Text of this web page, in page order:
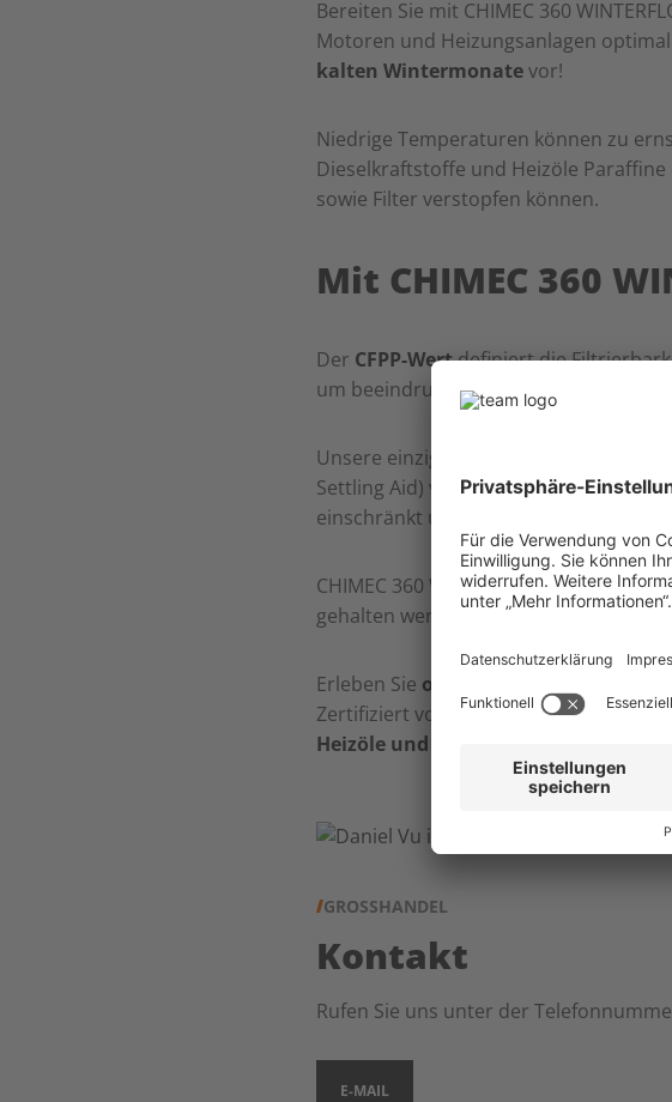
Bereiten Sie mit CHIMEC 360
Motoren und Heizungsanlagen
kalten Wintermonatevor!
Niedrige Temperaturen können zu
Dieselkraftstoffe und Heizöle
sowie Filter verstopfen können.
Mit CHIMEC 360
Der CFPP-Wertdefiniert die
um beeindruckende
-16 Grad
Unsere einzigartige
Settling Aid) verhindert effektiv die
einschränkt und kleine,
CHIMEC 360 WINTERFLOW sorgt
gehalten werden, damit ihre Größe
Erleben Sie optimalen Kälteschutz
Zertifiziert vom TÜV-Nord auf Basis
Heizöle und Dieselkraftstoffe
GROSSHANDEL
Kontakt
Rufen Sie uns unter der
E-MAIL